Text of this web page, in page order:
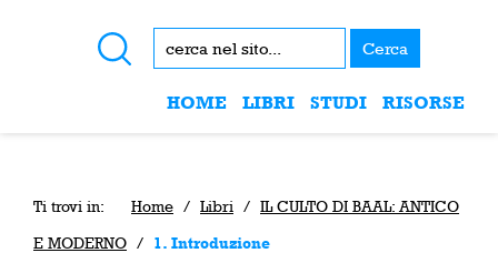
Cerca
HOME LIBRI STUDI RISORSE
Ti trovi in: Home / Libri / IL CULTO DI BAAL: ANTICO
E MODERNO / 1. Introduzione